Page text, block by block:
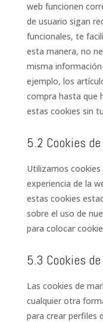
web funcionen
de usuario sigan
funcionales, te
esta manera, no
misma
ejemplo, los
compra hasta que
estas cookies sin
5.2 Cookies
Utilizamos
experiencia de la
estas cookies
sobre el uso de
para colocar
5.3 Cookies
Las cookies de
cualquier otra
para crear perfiles